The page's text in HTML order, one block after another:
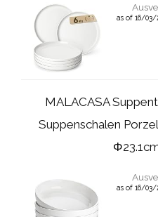
as of 16/03/
MALACASA
Suppenschalen
as of 16/03/